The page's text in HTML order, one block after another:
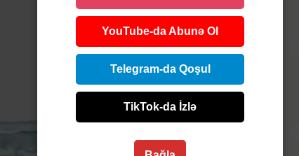
YouTube-da Abunə Ol
Telegram-da Qoşul
TikTok-da İzlə